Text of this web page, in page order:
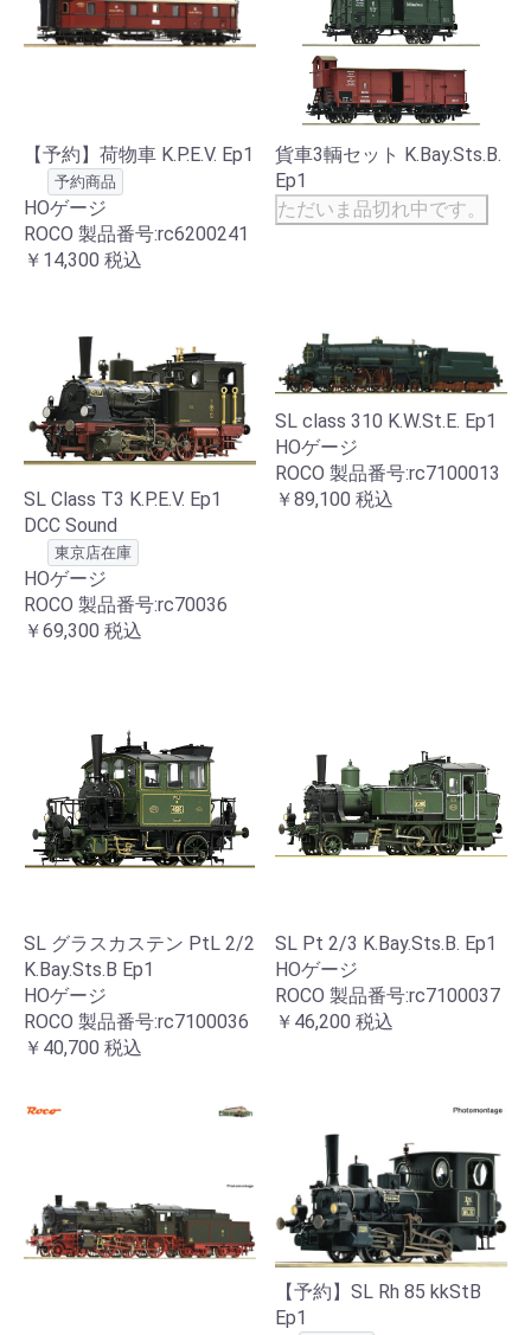
【予約】荷物車 K.P.E.V. Ep1
予約商品
HOゲージ
ROCO 製品番号:rc6200241
￥14,300 税込
貨車3輌セット K.Bay.Sts.B.
Ep1
ただいま品切れ中です。
SL Class T3 K.P.E.V. Ep1
DCC Sound
東京店在庫
HOゲージ
ROCO 製品番号:rc70036
￥69,300 税込
SL class 310 K.W.St.E. Ep1
HOゲージ
ROCO 製品番号:rc7100013
￥89,100 税込
SL グラスカステン PtL 2/2
K.Bay.Sts.B Ep1
HOゲージ
ROCO 製品番号:rc7100036
￥40,700 税込
SL Pt 2/3 K.Bay.Sts.B. Ep1
HOゲージ
ROCO 製品番号:rc7100037
￥46,200 税込
【予約】SL Rh 85 kkStB
Ep1